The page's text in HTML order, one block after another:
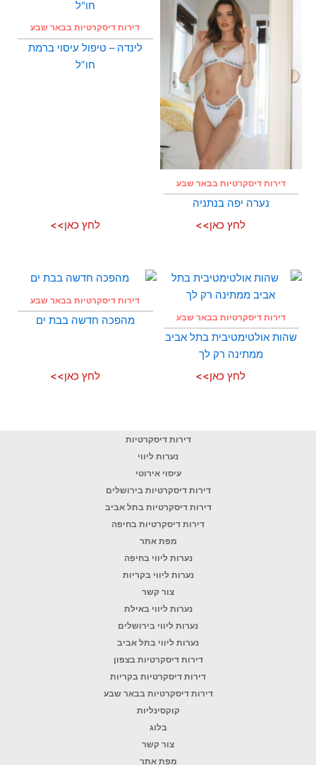
דירות דיסקרטיות בבאר שבע
נערה יפה בנתניה
לחץ כאן>>
דירות דיסקרטיות בבאר שבע
לינדה – טיפול עיסוי ברמת
חו”ל
לחץ כאן>>
דירות דיסקרטיות בבאר שבע
שהות אולטימטיבית בתל אביב
ממתינה רק לך
לחץ כאן>>
דירות דיסקרטיות בבאר שבע
מהפכה חדשה בבת ים
לחץ כאן>>
דירות דיסקרטיות
נערות ליווי
עיסוי אירוטי
דירות דיסקרטיות בירושלים
דירות דיסקרטיות בתל אביב
דירות דיסקרטיות בחיפה
מפת אתר
נערות ליווי בחיפה
נערות ליווי בקריות
צור קשר
נערות ליווי באילת
נערות ליווי בירושלים
נערות ליווי בתל אביב
דירות דיסקרטיות בצפון
דירות דיסקרטיות בקריות
דירות דיסקרטיות בבאר שבע
קוקסינליות
בלוג
צור קשר
מפת אתר